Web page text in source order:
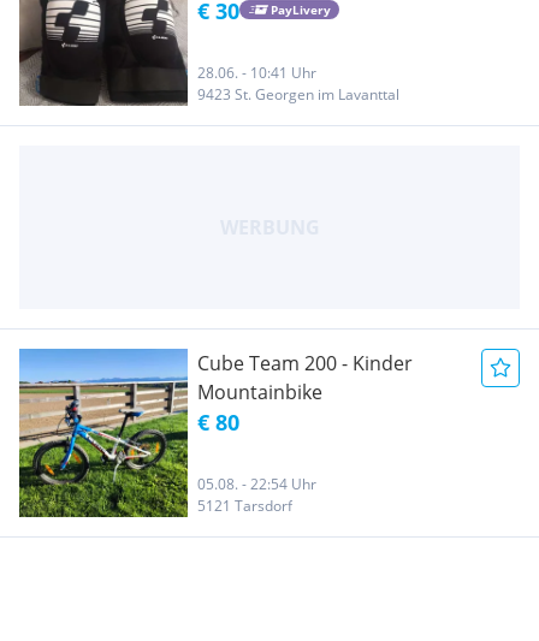
€ 30 PayLivery
28.06. - 10:41 Uhr
9423 St. Georgen im Lavanttal
Cube Team 200 - Kinder
Mountainbike
€ 80
05.08. - 22:54 Uhr
5121 Tarsdorf